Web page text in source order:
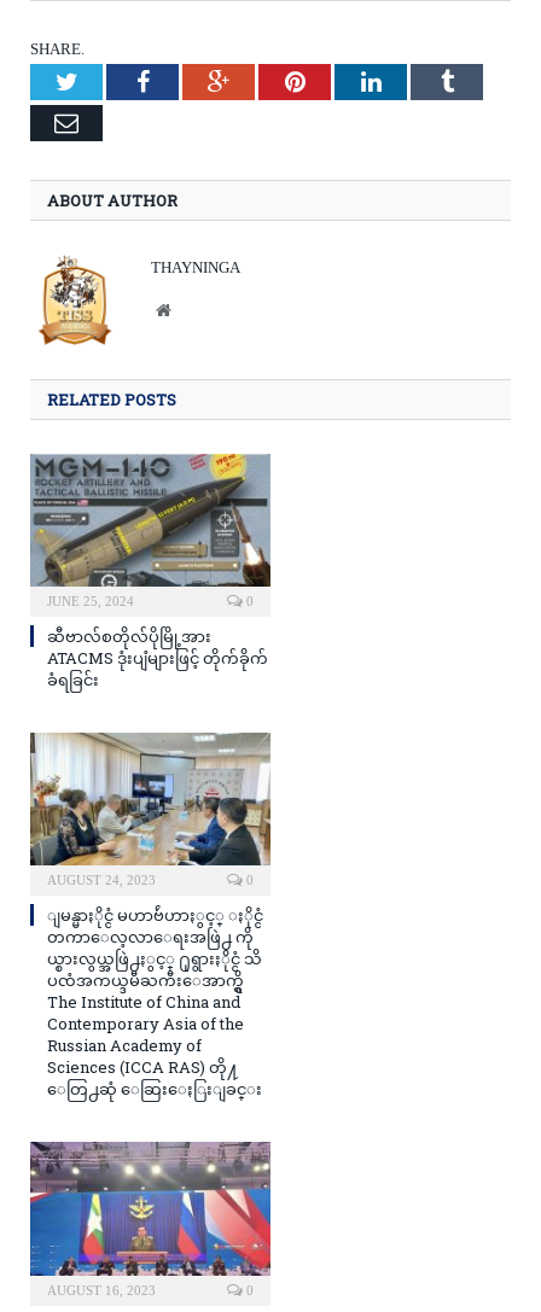
SHARE.
TwitterFacebookGoogle+PinterestLinkedInTumblr
Email
ABOUT AUTHOR
THAYNINGA
Website
RELATED POSTS
JUNE 25, 2024 0
ဆီဗာလ်စတိုလ်ပိုမြို့အား
ATACMS ဒုံးပျံများဖြင့် တိုက်ခိုက်
ခံရခြင်း
AUGUST 24, 2023 0
ျမန္မာႏိုင္ငံ မဟာဗ်ဴဟာႏွင့္ ႏိုင္ငံ
တကာေလ့လာေရးအဖြဲ႕ ကို
ယ္စားလွယ္အဖြဲ႕ႏွင့္ ႐ုရွားႏိုင္ငံ သိ
ပၸံအကယ္ဒမီႀကီးေအာက္ရွိ
The Institute of China and
Contemporary Asia of the
Russian Academy of
Sciences (ICCA RAS) တို႔
ေတြ႕ဆုံ ေဆြးေႏြးျခင္း
AUGUST 16, 2023 0